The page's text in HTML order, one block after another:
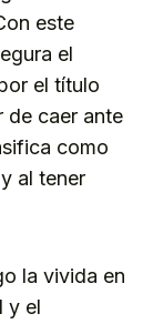
este
el
el título
de caer ante
como
al tener
la vivida en
y el